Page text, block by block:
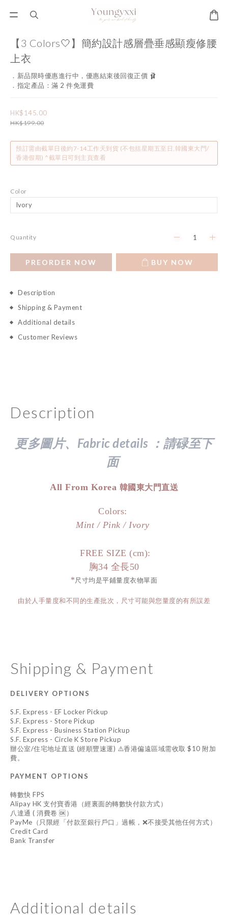
【3 Colors🤍】簡約設計感層疊垂感顯瘦修腰
上衣
．新品限時優惠進行中，優惠結束後回復正價 🩰
．指定產品：滿 2 件免運費
HK$145.00
HK$199.00
預訂需由截單日後約7-14工作天到貨 (不包括星期五至日,韓國東大門/
香港假期) ^截單日可到主頁查看
Color
Quantity
PREORDER NOW BUY NOW
Description
Shipping & Payment
Additional details
Customer Reviews
Description
更多圖片、Fabric details ：請碌至下
面
All From Korea 韓國東大門直送
Colors:
Mint / Pink / Ivory
FREE SIZE (cm):
胸34 全長50
*尺寸均是平鋪量度衣物單面
由於人手量度和不同的生產批次，尺寸可能與您量度的有所誤差
Shipping & Payment
DELIVERY OPTIONS
S.F. Express - EF Locker Pickup
S.F. Express - Store Pickup
S.F. Express - Business Station Pickup
S.F. Express - Circle K Store Pickup
辦公室/住宅地址直送 (經順豐速運) ⚠️香港偏遠區域需收取 $10 附加
費。
PAYMENT OPTIONS
轉數快 FPS
Alipay HK 支付寶香港（經裏面的轉數快付款方式）
八達通 ( 消費卷 🆗）
PayMe（只限經「付款至銀行戶口」過帳，❌不接受其他任何方式）
Credit Card
Bank Transfer
Additional details